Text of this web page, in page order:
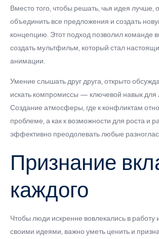
Вместо того, чтобы решать, чья идея лучше,
объединить все предложения и создать
концепцию. Этот подход позволил команде
создать мультфильм, который стал
анимации.
Умение слышать друг друга, открыто
искать компромиссы — ключевой навык
Создание атмосферы, где к конфликтам
проблеме, а как к возможности для роста и
эффективно преодолевать любые
Признание
каждого
Чтобы люди искренне вовлекались в работу
своими идеями, важно уметь ценить и